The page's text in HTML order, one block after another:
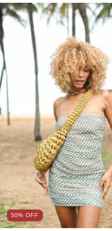
50% OFF